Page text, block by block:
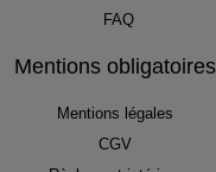
FAQ
Mentions obligatoires
Mentions légales
CGV